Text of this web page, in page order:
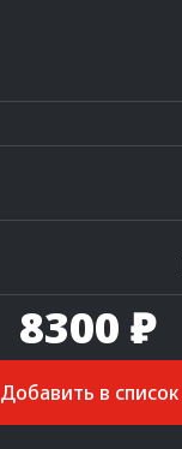
8300 ₽
Добавить в список